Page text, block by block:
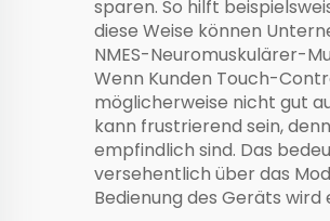
sparen. So hilft
diese Weise können
NMES-Neuromuskulärer-
Wenn Kunden Touch-
möglicherweise nicht gut
kann frustrierend sein,
empfindlich sind. Das
versehentlich über das
Bedienung des Geräts